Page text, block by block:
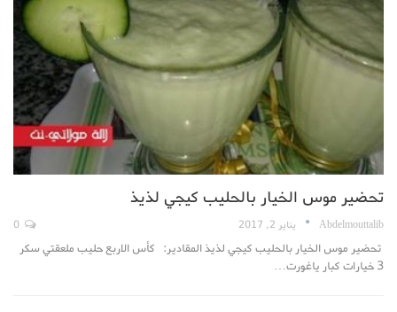
تحضير موس الخيار بالحليب كيجي لذيذ
Abdelmouttalib يناير 2, 2017
تحضير موس الخيار بالحليب كيجي لذيذ المقادير: كأس الاربع حليب ملعقتي سكر
3 خيارات كبار ياغورت…